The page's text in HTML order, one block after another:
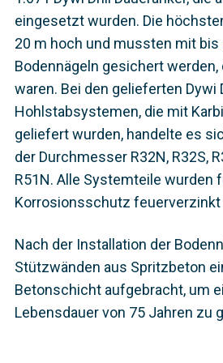
eingesetzt wurden. Die
20 m hoch und mussten mit bis
Bodennägeln gesichert werden,
waren. Bei den gelieferten Dywi
Hohlstabsystemen, die mit
geliefert wurden, handelte es
der Durchmesser R32N, R32S,
R51N. Alle Systemteile wurden
Korrosionsschutz
Nach der Installation der
Stützwänden aus Spritzbeton
Betonschicht aufgebracht, um
Lebensdauer von 75 Jahren zu